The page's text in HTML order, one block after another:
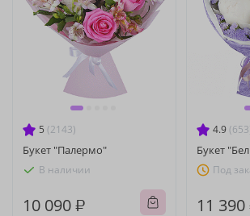
5 (2143)
Букет "Палермо"
В наличии
10 090 ₽
4.9
Букет
Под
11 390